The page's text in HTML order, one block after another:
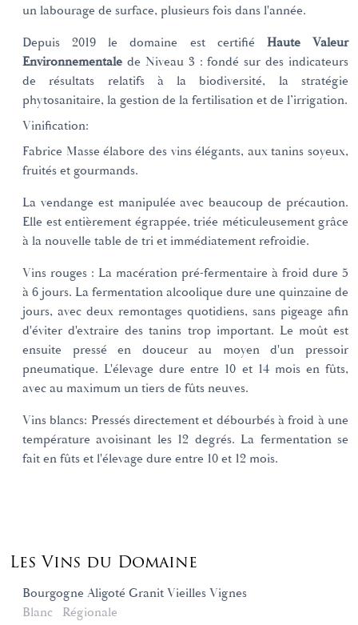
un labourage de surface, plusieurs fois dans l'année.
Depuis 2019 le domaine est certifié Haute Valeur
Environnementale de Niveau 3 : fondé sur des indicateurs
de résultats relatifs à la biodiversité, la stratégie
phytosanitaire, la gestion de la fertilisation et de l’irrigation.
Vinification:
Fabrice Masse élabore des vins élégants, aux tanins soyeux,
fruités et gourmands.
La vendange est manipulée avec beaucoup de précaution.
Elle est entièrement égrappée, triée méticuleusement grâce
à la nouvelle table de tri et immédiatement refroidie.
Vins rouges : La macération pré-fermentaire à froid dure 5
à 6 jours. La fermentation alcoolique dure une quinzaine de
jours, avec deux remontages quotidiens, sans pigeage afin
d'éviter d'extraire des tanins trop important. Le moût est
ensuite pressé en douceur au moyen d'un pressoir
pneumatique. L'élevage dure entre 10 et 14 mois en fûts,
avec au maximum un tiers de fûts neuves.
Vins blancs: Pressés directement et débourbés à froid à une
température avoisinant les 12 degrés. La fermentation se
fait en fûts et l'élevage dure entre 10 et 12 mois.
Les Vins du Domaine
Bourgogne Aligoté Granit Vieilles Vignes
Blanc
Régionale